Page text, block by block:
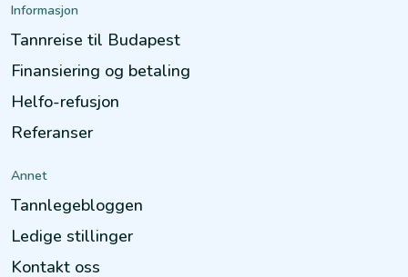
Informasjon
Tannreise til Budapest
Finansiering og betaling
Helfo-refusjon
Referanser
Annet
Tannlegebloggen
Ledige stillinger
Kontakt oss